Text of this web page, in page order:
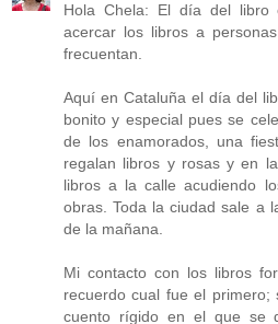
Hola Chela: El día del libro
acercar los libros a
frecuentan.
Aquí en Cataluña el día del
bonito y especial pues se
de los enamorados, una
regalan libros y rosas y en
libros a la calle acudiendo
obras. Toda la ciudad sale a
de la mañana.
Mi contacto con los libros
recuerdo cual fue el
cuento rígido en el que se